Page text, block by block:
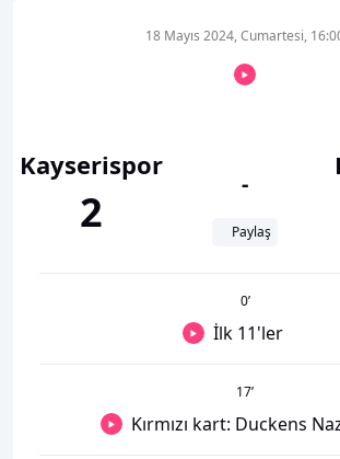
Kayserispor
2
18 Mayıs 2024, Cumartesi,
-
Paylaş
0’
İlk 11'ler
17’
Kırmızı kart: Duckens